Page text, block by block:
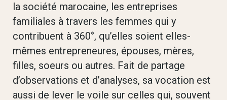
la société marocaine, les entreprises
familiales à travers les femmes qui y
contribuent à 360°, qu’elles soient elles-
mêmes entrepreneures, épouses, mères,
filles, soeurs ou autres. Fait de partage
d’observations et d’analyses, sa vocation est
aussi de lever le voile sur celles qui, souvent